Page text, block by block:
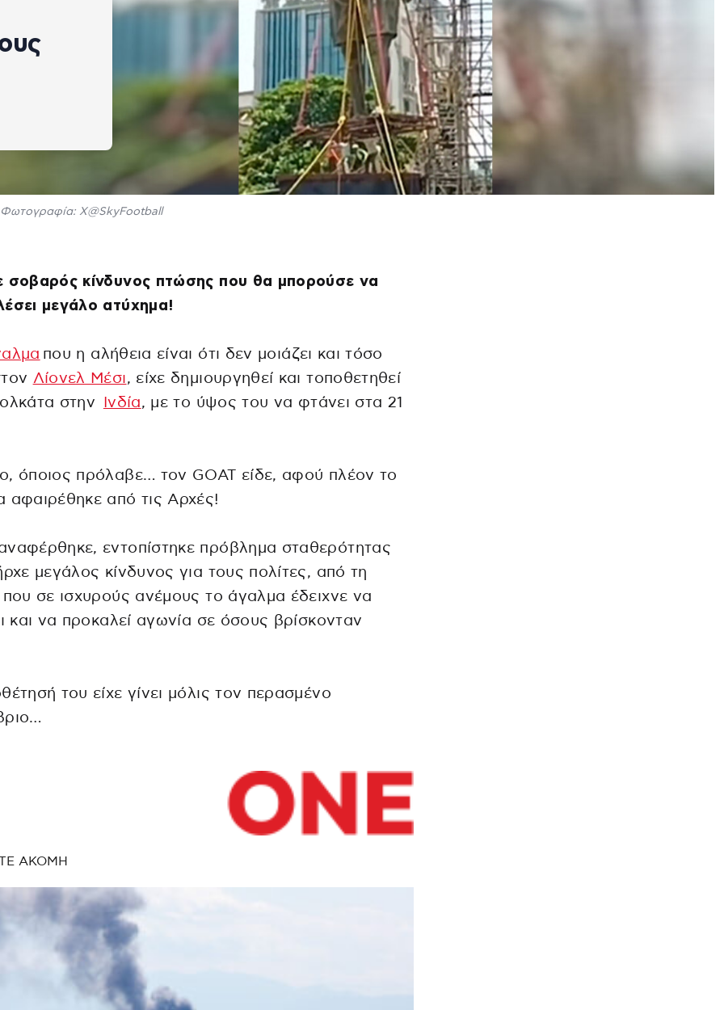
Φωτογραφία: Χ@SkyFootball
σοβαρός κίνδυνος πτώσης που θα μπορούσε να
μεγάλο ατύχημα!
που η αλήθεια είναι ότι δεν μοιάζει και τόσο
Λίονελ Μέσι, είχε δημιουργηθεί και τοποθετηθεί
στην
Ινδία, με το ύψος του να φτάνει στα 21
όποιος πρόλαβε… τον GOAT είδε, αφού πλέον το
αφαιρέθηκε από τις Αρχές!
εντοπίστηκε πρόβλημα σταθερότητας
μεγάλος κίνδυνος για τους πολίτες, από τη
που σε ισχυρούς ανέμους το άγαλμα έδειχνε να
και να προκαλεί αγωνία σε όσους βρίσκονταν
του είχε γίνει μόλις τον περασμένο
ΑΚΟΜΗ